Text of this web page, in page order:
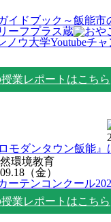
イドブック～飯能
業レポートはこちら
モダンタウン飯能』
環境教育
（金）
ーテンコンクール
業レポートはこちら